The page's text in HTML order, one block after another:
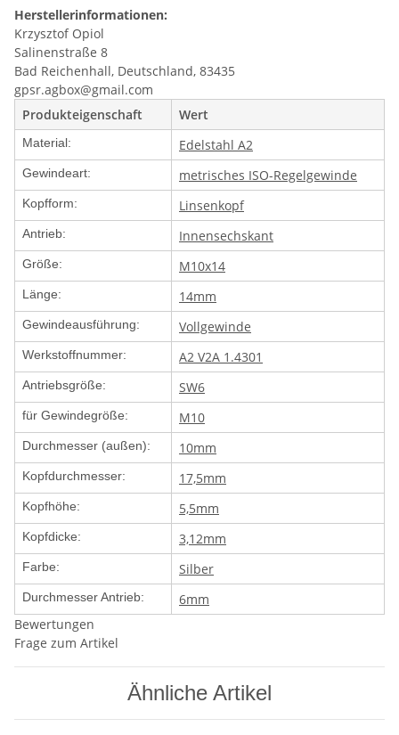
Herstellerinformationen:
Krzysztof Opiol
Salinenstraße 8
Bad Reichenhall, Deutschland, 83435
gpsr.agbox@gmail.com
Produkteigenschaft
Wert
Material: Edelstahl A2
Gewindeart: metrisches ISO-Regelgewinde
Kopfform: Linsenkopf
Antrieb: Innensechskant
Größe: M10x14
Länge: 14mm
Gewindeausführung: Vollgewinde
Werkstoffnummer: A2 V2A 1.4301
Antriebsgröße: SW6
für Gewindegröße: M10
Durchmesser (außen): 10mm
Kopfdurchmesser: 17,5mm
Kopfhöhe: 5,5mm
Kopfdicke: 3,12mm
Farbe: Silber
Durchmesser Antrieb:
6mm
Bewertungen
Frage zum Artikel
Ähnliche Artikel